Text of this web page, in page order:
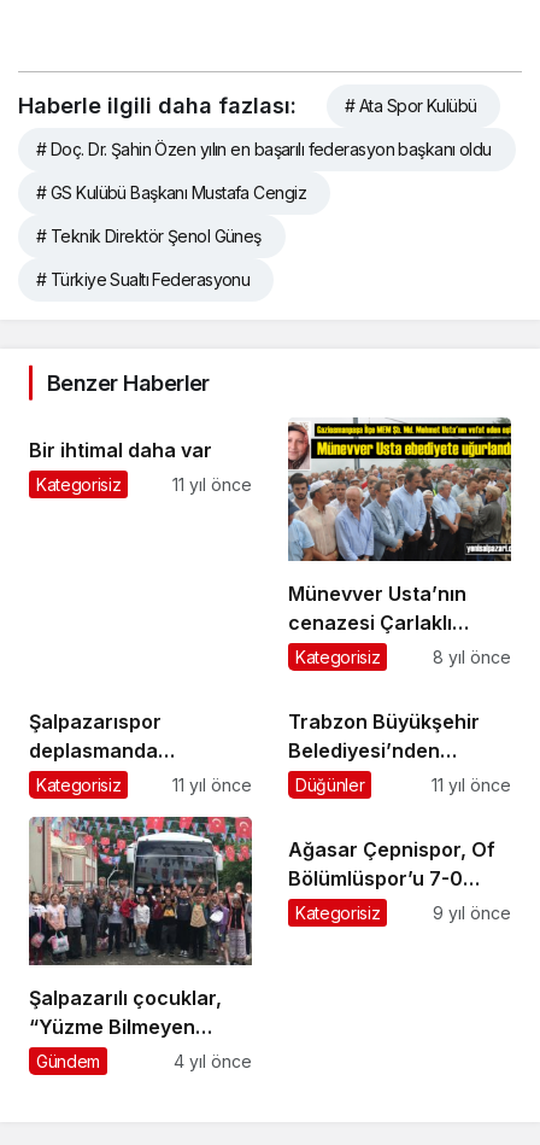
Haberle ilgili daha fazlası: # Ata Spor Kulübü
# Doç. Dr. Şahin Özen yılın en başarılı federasyon başkanı oldu
# GS Kulübü Başkanı Mustafa Cengiz
# Teknik Direktör Şenol Güneş
# Türkiye Sualtı Federasyonu
Benzer Haberler
Bir ihtimal daha var
Kategorisiz 11 yıl önce
Münevver Usta’nın
cenazesi Çarlaklı
Mahallesi’nde
verildi
Kategorisiz 8 yıl önce
Şalpazarıspor
deplasmanda
Ortahisar Kanuni’yi 2-1
Kategorisiz 11 yıl önce
Trabzon Büyükşehir
Belediyesi’nden
Şalpazarıspor’a
Düğünler 11 yıl önce
Şalpazarılı çocuklar,
“Yüzme Bilmeyen
Kalmasın” diyor
Gündem 4 yıl önce
Ağasar Çepnispor, Of
Bölümlüspor’u 7-0
mağlup etti
Kategorisiz 9 yıl önce